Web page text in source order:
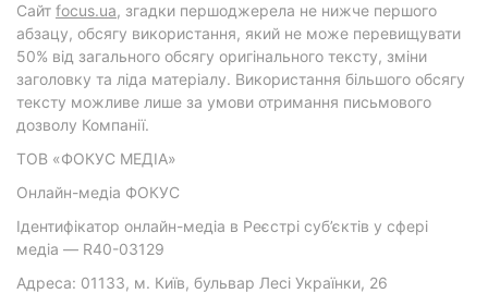
Cайт focus.ua, згадки першоджерела не нижче першого
абзацу, обсягу використання, який не може перевищувати
50% від загального обсягу оригінального тексту, зміни
заголовку та ліда матеріалу. Використання більшого обсягу
тексту можливе лише за умови отримання письмового
дозволу Компанії.
ТОВ «ФОКУС МЕДІА»
Онлайн-медіа ФОКУС
Ідентифікатор онлайн-медіа в Реєстрі суб’єктів у сфері
медіа — R40-03129
Адреса: 01133, м. Київ, бульвар Лесі Українки, 26